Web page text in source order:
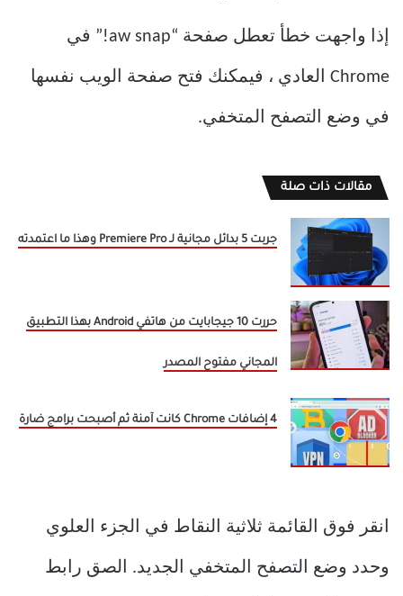
إذا واجهت خطأ تعطل صفحة “aw snap!” في
Chrome العادي ، فيمكنك فتح صفحة الويب نفسها
في وضع التصفح المتخفي.
مقالات ذات صلة
جربت 5 بدائل مجانية لـ Premiere Pro وهذا ما اعتمدته
حررت 10 جيجابايت من هاتفي Android بهذا التطبيق
المجاني مفتوح المصدر
4 إضافات Chrome كانت آمنة ثم أصبحت برامج ضارة
انقر فوق القائمة ثلاثية النقاط في الجزء العلوي
وحدد وضع التصفح المتخفي الجديد. الصق رابط